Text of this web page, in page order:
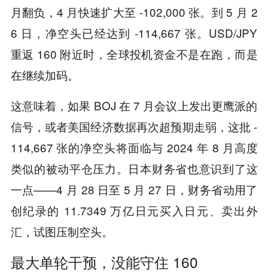
月翻负，4 月快速扩大至 -102,000 张。到 5 月 2
6 日，净空头已经达到 -114,667 张。USD/JPY
重返 160 附近时，全球投机资金不是在跑，而是
在继续加码。
这意味着，如果 BOJ 在 7 月会议上发出更鹰派的
信号，或者美国经济数据再次超预期走弱，这批 -
114,667 张的净空头将面临与 2024 年 8 月高度
类似的被动平仓压力。日本财务省也意识到了这
一点——4 月 28 日至 5 月 27 日，财务省动用了
创纪录的 11.7349 万亿日元买入日元、卖出外
汇，试图压制空头。
最大单轮干预，没能守住 160